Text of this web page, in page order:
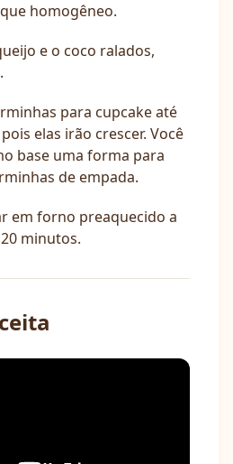
homogêneo.
e o coco ralados,
para cupcake até
elas irão crescer. Você
base uma forma para
de empada.
em forno preaquecido a
minutos.